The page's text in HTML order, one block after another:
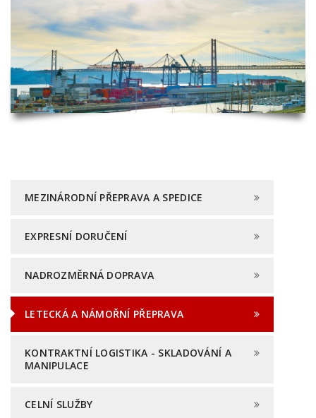
MEZINÁRODNÍ PŘEPRAVA A SPEDICE
EXPRESNÍ DORUČENÍ
NADROZMĚRNÁ DOPRAVA
LETECKÁ A NÁMOŘNÍ PŘEPRAVA
KONTRAKTNÍ LOGISTIKA - SKLADOVÁNÍ A
MANIPULACE
CELNÍ SLUŽBY